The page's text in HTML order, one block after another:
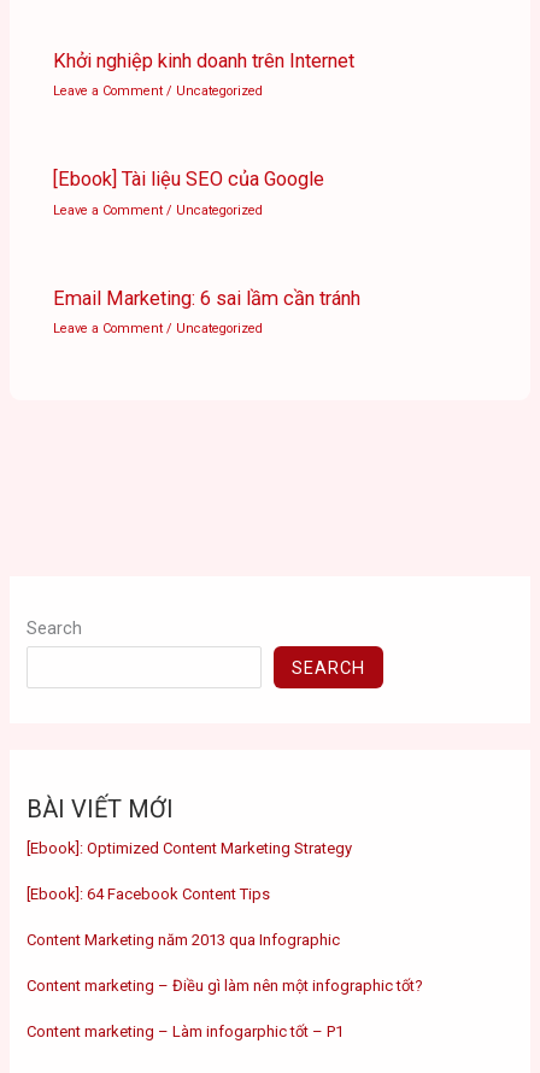
Khởi nghiệp kinh doanh trên Internet
Leave a Comment / Uncategorized
[Ebook] Tài liệu SEO của Google
Leave a Comment / Uncategorized
Email Marketing: 6 sai lầm cần tránh
Leave a Comment / Uncategorized
Search
SEARCH
BÀI VIẾT MỚI
[Ebook]: Optimized Content Marketing Strategy
[Ebook]: 64 Facebook Content Tips
Content Marketing năm 2013 qua Infographic
Content marketing – Điều gì làm nên một infographic tốt?
Content marketing – Làm infogarphic tốt – P1